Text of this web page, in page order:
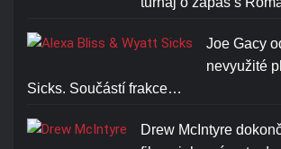
Joe Gacy
nevyužité
Sicks. Součástí frakce…
Drew McIntyre